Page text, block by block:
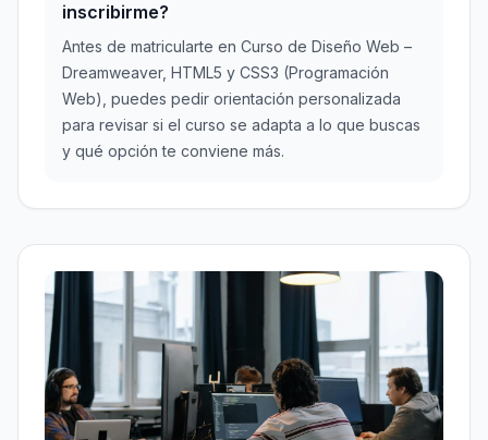
inscribirme?
Antes de matricularte en Curso de Diseño Web –
Dreamweaver, HTML5 y CSS3 (Programación
Web), puedes pedir orientación personalizada
para revisar si el curso se adapta a lo que buscas
y qué opción te conviene más.